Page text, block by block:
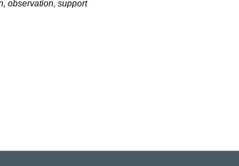
observation, support